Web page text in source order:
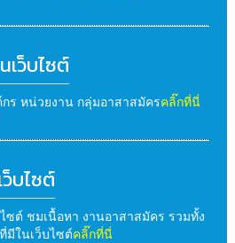
เว็บไซต์
ร หน่วยงาน กลุ่มอาสาสมัครคลิ๊กที่นี่
บไซต์
ซต์ ชมเนื้อหา งานอาสาสมัคร รวมทั้ง
มีในเว็บไซต์คลิ๊กที่นี่